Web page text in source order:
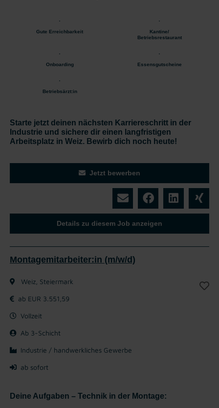
Gute Erreichbarkeit
Kantine/
Betriebsrestaurant
Onboarding Essensgutscheine
Betriebsärzt:in
Starte jetzt deinen nächsten Karriereschritt in der
Industrie und sichere dir einen langfristigen
Arbeitsplatz in Weiz. Bewirb dich noch heute!
Jetzt bewerben
Details zu diesem Job anzeigen
Montagemitarbeiter:in (m/w/d)
Weiz, Steiermark
ab EUR 3.551,59
Vollzeit
Ab 3-Schicht
Industrie / handwerkliches Gewerbe
ab sofort
Deine Aufgaben – Technik in der Montage: